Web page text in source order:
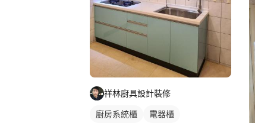
祥林廚具設計裝修
廚房系統櫃
電器櫃